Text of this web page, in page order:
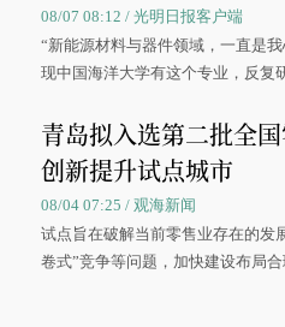
08/07 08:12 / 光明日报客户端
“新能源材料与器件领域，一直是
现中国海洋大学有这个专业，反复
大学材料科学与工程学院材料类专
青岛拟入选第二批全
创新提升试点城市
08/04 07:25 / 观海新闻
试点旨在破解当前零售业存在的发
卷式”竞争等问题，加快建设布局